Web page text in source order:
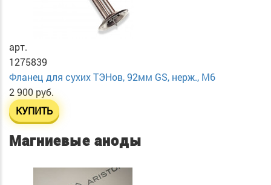
арт.
1275839
Фланец для сухих ТЭНов, 92мм GS, нерж., М6
2 900 руб.
КУПИТЬ
Магниевые аноды